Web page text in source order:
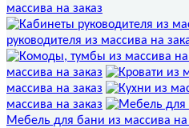
массива на заказ
руководителя из массива на
массива на заказ
массива на заказ
массива на заказ
Мебель для бани из массива на